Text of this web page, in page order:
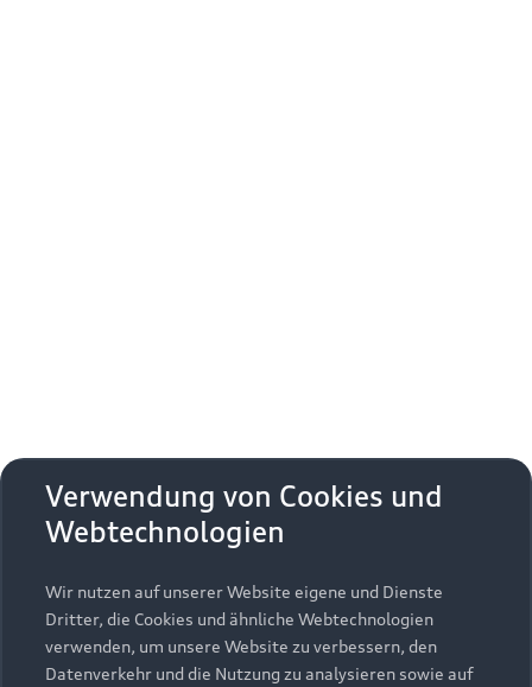
Zurück nach oben
Modelle
Alle Modelle
Modelle vergleichen
Kaufen & leasen
Neuwagensuche
Service & Zubehör
Verwendung von Cookies und
Webtechnologien
Wir nutzen auf unserer Website eigene und Dienste
Dritter, die Cookies und ähnliche Webtechnologien
verwenden, um unsere Website zu verbessern, den
Datenverkehr und die Nutzung zu analysieren sowie auf